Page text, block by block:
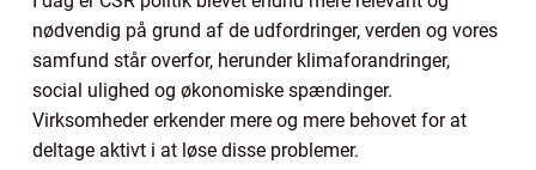
nødvendig på grund af de udfordringer, verden og vores
samfund står overfor, herunder klimaforandringer,
social ulighed og økonomiske spændinger.
Virksomheder erkender mere og mere behovet for at
deltage aktivt i at løse disse problemer.